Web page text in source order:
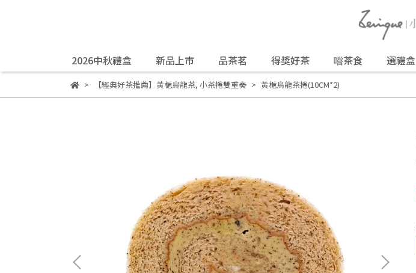
2026中秋禮盒 新品上市 品茶茗 得獎好茶 嚐茶食 選禮盒
【經典好茶推薦】黃梔烏龍茶, 小茶捲雙重奏 黃梔烏龍茶捲(10CM*2)